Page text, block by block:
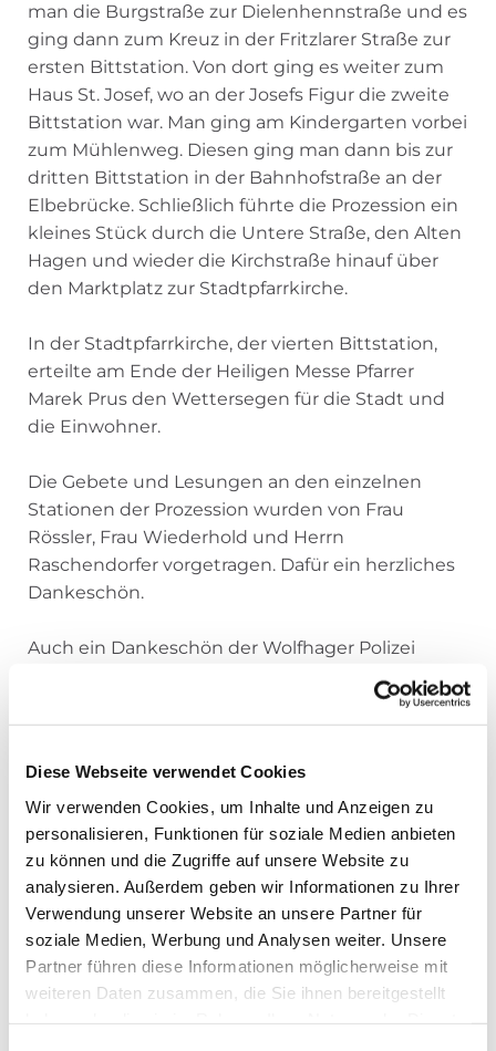
Diese Webseite verwendet Cookies
Wir verwenden Cookies, um Inhalte und Anzeigen zu
personalisieren, Funktionen für soziale Medien anbieten
zu können und die Zugriffe auf unsere Website zu
analysieren. Außerdem geben wir Informationen zu Ihrer
Verwendung unserer Website an unsere Partner für
soziale Medien, Werbung und Analysen weiter. Unsere
Partner führen diese Informationen möglicherweise mit
weiteren Daten zusammen, die Sie ihnen bereitgestellt
man die Burgstraße zur Dielenhennstraße und es
ging dann zum Kreuz in der Fritzlarer Straße zur
ersten Bittstation. Von dort ging es weiter zum
Haus St. Josef, wo an der Josefs Figur die zweite
Bittstation war. Man ging am Kindergarten vorbei
zum Mühlenweg. Diesen ging man dann bis zur
dritten Bittstation in der Bahnhofstraße an der
Elbebrücke. Schließlich führte die Prozession ein
kleines Stück durch die Untere Straße, den Alten
Hagen und wieder die Kirchstraße hinauf über
den Marktplatz zur Stadtpfarrkirche.
In der Stadtpfarrkirche, der vierten Bittstation,
erteilte am Ende der Heiligen Messe Pfarrer
Marek Prus den Wettersegen für die Stadt und
die Einwohner.
Die Gebete und Lesungen an den einzelnen
Stationen der Prozession wurden von Frau
Rössler, Frau Wiederhold und Herrn
Raschendorfer vorgetragen. Dafür ein herzliches
Dankeschön.
Auch ein Dankeschön der Wolfhager Polizei
unter der Leitung ihres 1. Hauptkommissars
Herrn Sieg für die Absicherung der Prozession.